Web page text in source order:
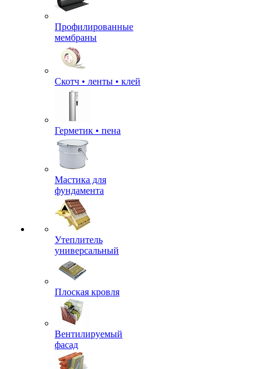
Профилированные
мембраны
Скотч • ленты • клей
Герметик • пена
Мастика для
фундамента
Утеплитель
универсальный
Плоская кровля
Вентилируемый
фасад